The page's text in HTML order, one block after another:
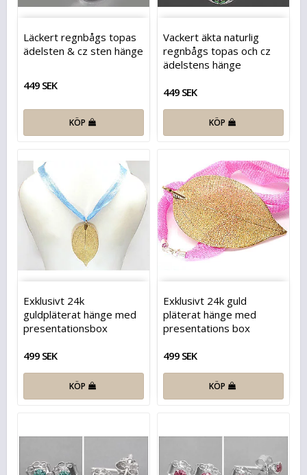
Läckert regnbågs topas
ädelsten & cz sten hänge
449 SEK
KÖP
Vackert äkta naturlig
regnbågs topas och cz
ädelstens hänge
449 SEK
KÖP
Exklusivt 24k
guldpläterat hänge med
presentationsbox
499 SEK
KÖP
Exklusivt 24k guld
pläterat hänge med
presentations box
499 SEK
KÖP